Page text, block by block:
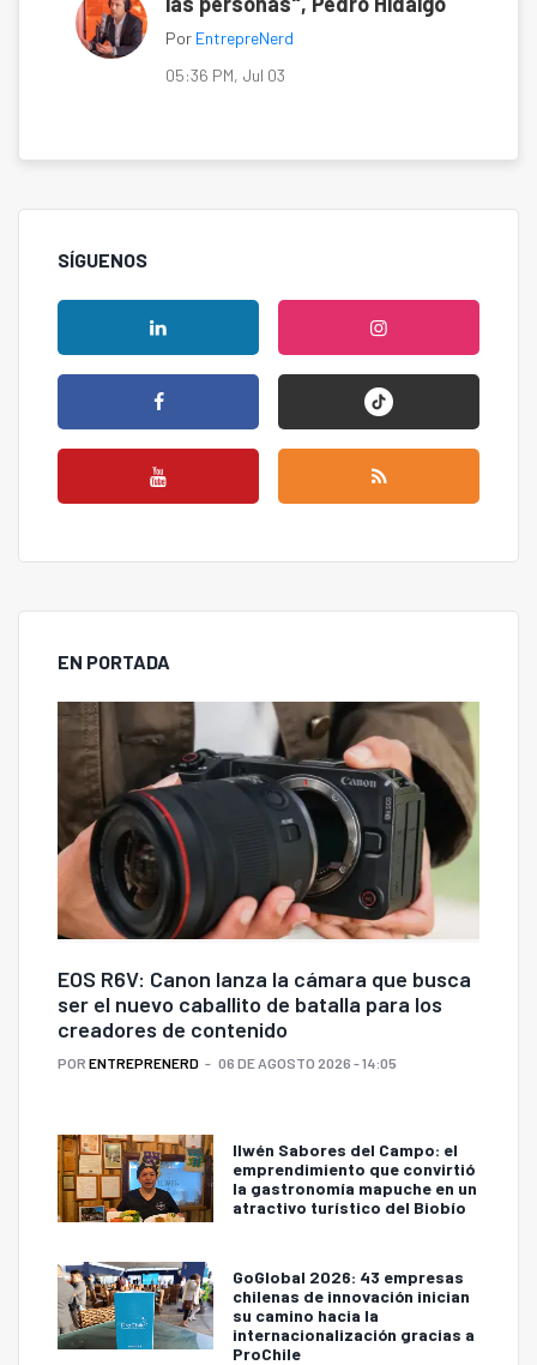
Por EntrepreNerd
05:36 PM, Jul 03
SÍGUENOS
EN PORTADA
EOS R6V: Canon lanza la cámara que busca
ser el nuevo caballito de batalla para los
creadores de contenido
POR ENTREPRENERD 06 DE AGOSTO 2026 - 14:05
Ilwén Sabores del Campo: el
emprendimiento que convirtió
la gastronomía mapuche en un
atractivo turístico del Biobío
GoGlobal 2026: 43 empresas
chilenas de innovación inician
su camino hacia la
internacionalización gracias a
ProChile